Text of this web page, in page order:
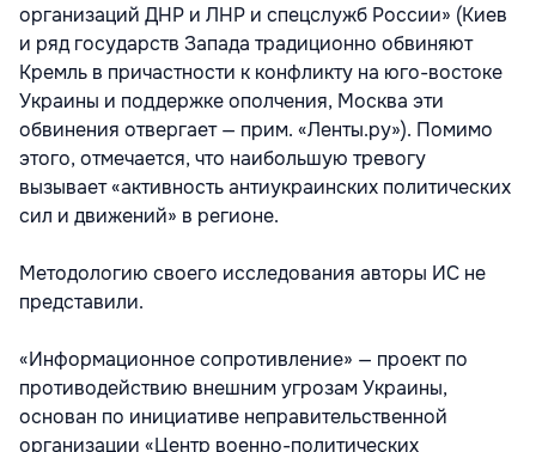
организаций ДНР и ЛНР и спецслужб России» (Киев
и ряд государств Запада традиционно обвиняют
Кремль в причастности к конфликту на юго-востоке
Украины и поддержке ополчения, Москва эти
обвинения отвергает — прим. «Ленты.ру»). Помимо
этого, отмечается, что наибольшую тревогу
вызывает «активность антиукраинских политических
сил и движений» в регионе.
Методологию своего исследования авторы ИС не
представили.
«Информационное сопротивление» — проект по
противодействию внешним угрозам Украины,
основан по инициативе неправительственной
организации «Центр военно-политических